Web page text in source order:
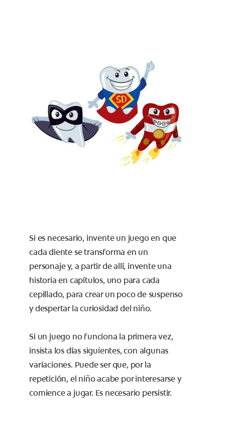
Si es necesario, invente un juego en que
cada diente se transforma en un
personaje y, a partir de allí, invente una
historia en capítulos, uno para cada
cepillado, para crear un poco de suspenso
y despertar la curiosidad del niño.
Si un juego no funciona la primera vez,
insista los días siguientes, con algunas
variaciones. Puede ser que, por la
repetición, el niño acabe por interesarse y
comience a jugar. Es necesario persistir.